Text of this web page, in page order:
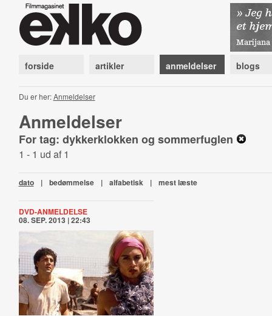
forside artikler anmeldelser blogs
Du er her:Anmeldelser
Anmeldelser
For tag: dykkerklokken og sommerfuglen
1 - 1 ud af 1
dato | bedømmelse | alfabetisk | mest læste
DVD-ANMELDELSE
08. SEP. 2013 | 22:43